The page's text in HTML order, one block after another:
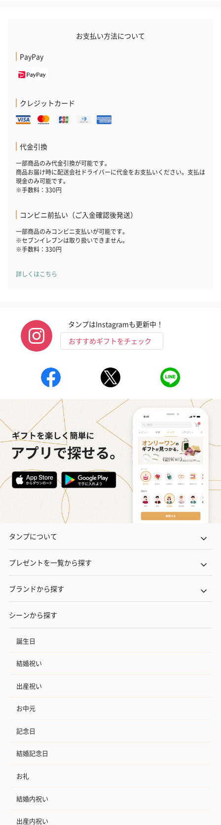
お支払い方法について
PayPay
クレジットカード
代金引換
一部商品のみ代金引換が可能です。
商品お届け時に配送会社ドライバーに代金をお支払いください。支払は
現金のみ可能です。
※手数料：330円
コンビニ前払い（ご入金確認後発送）
一部商品のみコンビニ支払いが可能です。
※セブンイレブンは取り扱いできません。
※手数料：330円
詳しくはこちら
タンプはInstagramも更新中！
おすすめギフトをチェック
タンプについて
プレゼントを一覧から探す
ブランドから探す
シーンから探す
誕生日
結婚祝い
出産祝い
お中元
記念日
結婚記念日
お礼
結婚内祝い
出産内祝い